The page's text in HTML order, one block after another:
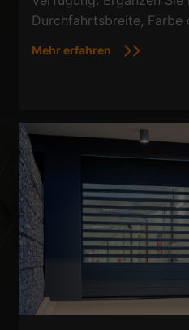
Durchfahrtsbreite,
Mehr erfahren